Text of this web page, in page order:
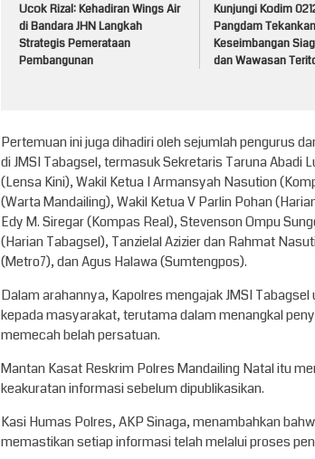
Ucok Rizal: Kehadiran Wings Air
di Bandara JHN Langkah
Strategis Pemerataan
Pembangunan
Kunjungi Kodim
Pangdam Tekankan
Keseimbangan
dan Wawasan
Pertemuan ini juga dihadiri oleh sejumlah pengurus
di JMSI Tabagsel, termasuk Sekretaris Taruna Abadi
(Lensa Kini), Wakil Ketua I Armansyah Nasution
(Warta Mandailing), Wakil Ketua V Parlin Pohan
Edy M. Siregar (Kompas Real), Stevenson Ompu
(Harian Tabagsel), Tanzielal Azizier dan Rahmat
(Metro7), dan Agus Halawa (Sumtengpos).
Dalam arahannya, Kapolres mengajak JMSI
kepada masyarakat, terutama dalam menangkal
memecah belah persatuan.
Mantan Kasat Reskrim Polres Mandailing Natal itu
keakuratan informasi sebelum dipublikasikan.
Kasi Humas Polres, AKP Sinaga, menambahkan
memastikan setiap informasi telah melalui proses